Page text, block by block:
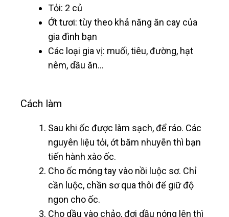
Tỏi: 2 củ
Ớt tươi: tùy theo khả năng ăn cay của
gia đình bạn
Các loại gia vị: muối, tiêu, đường, hạt
nêm, dầu ăn…
Cách làm
Sau khi ốc được làm sạch, để ráo. Các
nguyên liệu tỏi, ớt băm nhuyễn thì bạn
tiến hành xào ốc.
Cho ốc móng tay vào nồi luộc sơ. Chỉ
cần luộc, chần sơ qua thôi để giữ độ
ngon cho ốc.
Cho dầu vào chảo, đợi dầu nóng lên thì